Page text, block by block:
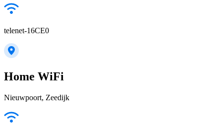
telenet-16CE0
Home WiFi
Nieuwpoort, Zeedijk